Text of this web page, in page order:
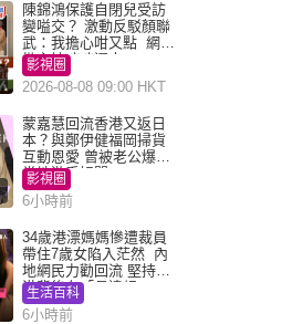
陳錦鴻保護自閉兒受訪
變嗌交？ 激動反駁顏聯
武：我擔心咁又點 網民
批主持咄咄逼人
影視圈
2026-08-08 09:00 HKT
蒙嘉慧回流香港又返日
本？與鄭伊健福岡掃貨
互動恩愛 曾被老公爆在
當地游手好閒
影視圈
6小時前
34歲港漂媽媽慘遭裁員
帶住7歲女陷入茫然 內
地網民力勸回流 堅持留
港背後有「長遠規
劃」？
生活百科
6小時前